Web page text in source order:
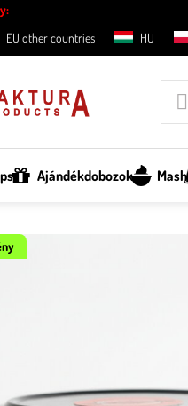
EU other countries HU
Ajándékdobozok Mash